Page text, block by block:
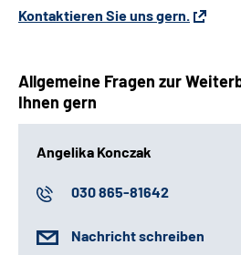
Kontaktieren Sie uns gern.
Allgemeine Fragen zur
Ihnen gern
Angelika Konczak
030 865-81642
Nachricht schreiben